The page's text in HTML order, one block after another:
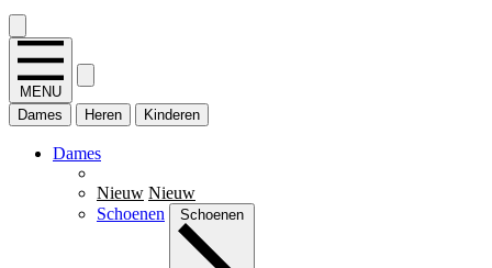
MENU
Dames
Heren Kinderen
Dames
Nieuw Nieuw
Schoenen
Schoenen